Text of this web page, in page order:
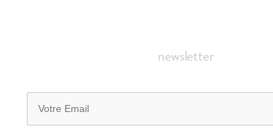
newsletter